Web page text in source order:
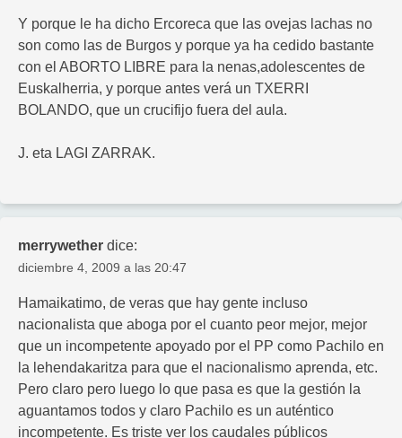
Y porque le ha dicho Ercoreca que las ovejas lachas no
son como las de Burgos y porque ya ha cedido bastante
con el ABORTO LIBRE para la nenas,adolescentes de
Euskalherria, y porque antes verá un TXERRI
BOLANDO, que un crucifijo fuera del aula.
J. eta LAGI ZARRAK.
merrywether dice:
diciembre 4, 2009 a las 20:47
Hamaikatimo, de veras que hay gente incluso
nacionalista que aboga por el cuanto peor mejor, mejor
que un incompetente apoyado por el PP como Pachilo en
la lehendakaritza para que el nacionalismo aprenda, etc.
Pero claro pero luego lo que pasa es que la gestión la
aguantamos todos y claro Pachilo es un auténtico
incompetente. Es triste ver los caudales públicos